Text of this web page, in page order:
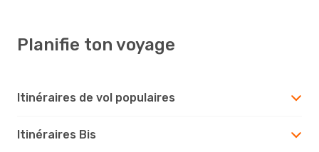
Planifie ton voyage
Itinéraires de vol populaires
Itinéraires Bis